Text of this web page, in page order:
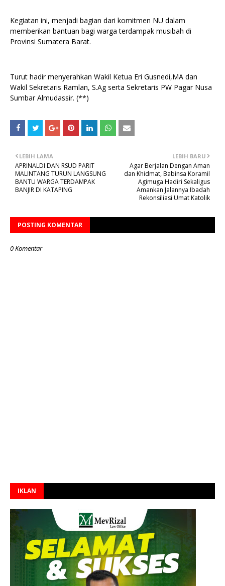
Kegiatan ini, menjadi bagian dari komitmen NU dalam
memberikan bantuan bagi warga terdampak musibah di
Provinsi Sumatera Barat.
Turut hadir menyerahkan Wakil Ketua Eri Gusnedi,MA dan
Wakil Sekretaris Ramlan, S.Ag serta Sekretaris PW Pagar Nusa
Sumbar Almudassir. (**)
LEBIH BARU
Agar Berjalan Dengan Aman
dan Khidmat, Babinsa Koramil
Agimuga Hadiri Sekaligus
Amankan Jalannya Ibadah
Rekonsiliasi Umat Katolik
LEBIH LAMA
APRINALDI DAN RSUD PARIT
MALINTANG TURUN LANGSUNG
BANTU WARGA TERDAMPAK
BANJIR DI KATAPING
POSTING KOMENTAR
0 Komentar
IKLAN